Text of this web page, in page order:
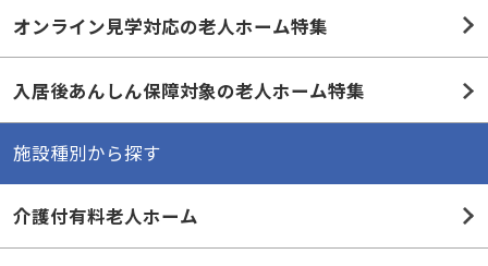
オンライン見学対応の老人ホーム特集
入居後あんしん保障対象の老人ホーム特集
施設種別から探す
介護付有料老人ホーム